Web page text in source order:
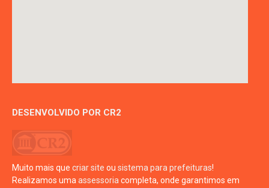
DESENVOLVIDO POR CR2
Muito mais que criar site ou sistema para prefeituras!
Realizamos umaassessoriacompleta, onde garantimos em